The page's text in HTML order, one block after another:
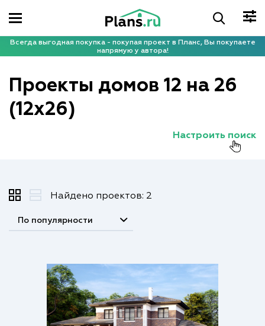
Всегда выгодная покупка - покупая проект в Планс, Вы покупаете
напрямую у автора!
Проекты домов 12 на 26
(12x26)
Настроить поиск
По популярности
Найдено проектов: 2